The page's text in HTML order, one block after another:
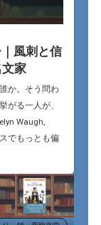
風刺と信
家
か。そう問わ
がる一人が、
Waugh,
でもっとも偏